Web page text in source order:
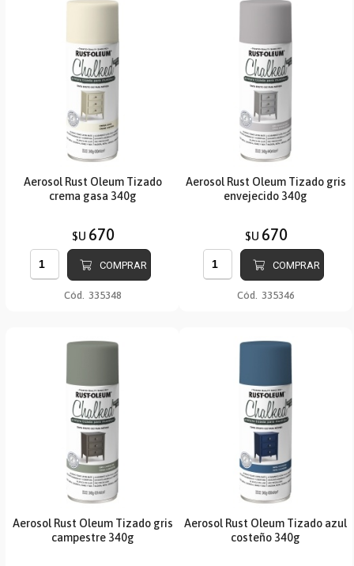
Aerosol Rust Oleum Tizado
crema gasa 340g
$U 670
COMPRAR
Cód. 335348
Aerosol Rust Oleum Tizado gris
envejecido 340g
$U 670
COMPRAR
Cód. 335346
Aerosol Rust Oleum Tizado gris
campestre 340g
Aerosol Rust Oleum Tizado azul
costeño 340g